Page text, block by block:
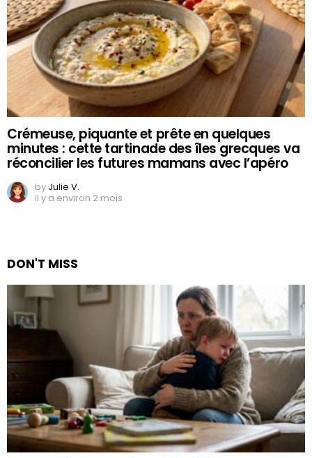
Crémeuse, piquante et prête en quelques
minutes : cette tartinade des îles grecques va
réconcilier les futures mamans avec l’apéro
by Julie V.
il y a environ 2 mois
DON'T MISS